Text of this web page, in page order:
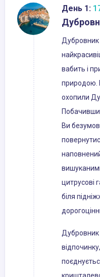
День 1:
Дубровник
вабить і
природою.
охопили
Побачивши
Ви
цитрусові
біля
Дубровник